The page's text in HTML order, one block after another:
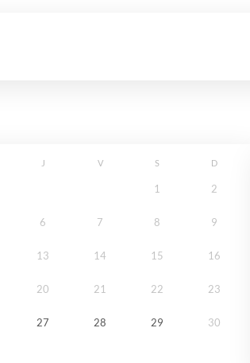
J V S D
1 2
6 7 8 9
13 14 15 16
20 21 22 23
27 28 29 30